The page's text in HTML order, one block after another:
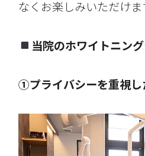
なくお楽しみいただけま
当院のホワイトニン
①プライバシーを重視し